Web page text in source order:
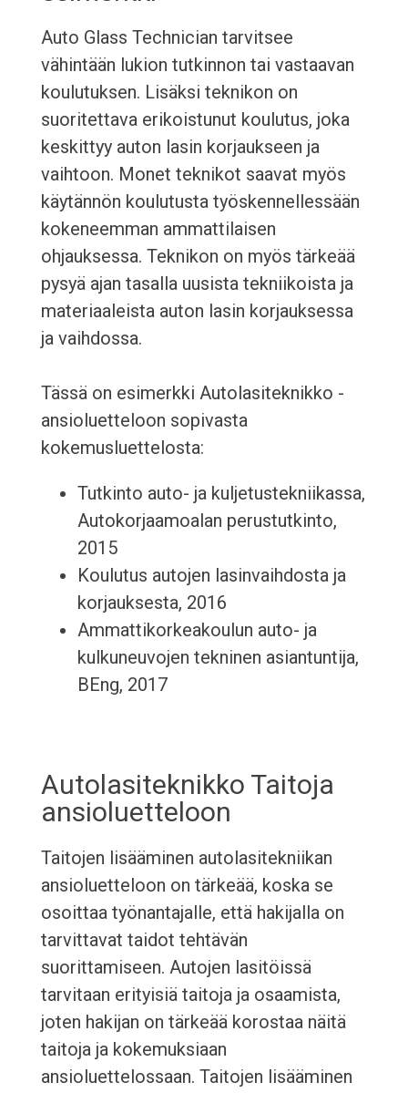
Auto Glass Technician tarvitsee
vähintään lukion tutkinnon tai vastaavan
koulutuksen. Lisäksi teknikon on
suoritettava erikoistunut koulutus, joka
keskittyy auton lasin korjaukseen ja
vaihtoon. Monet teknikot saavat myös
käytännön koulutusta työskennellessään
kokeneemman ammattilaisen
ohjauksessa. Teknikon on myös tärkeää
pysyä ajan tasalla uusista tekniikoista ja
materiaaleista auton lasin korjauksessa
ja vaihdossa.
Tässä on esimerkki Autolasiteknikko -
ansioluetteloon sopivasta
kokemusluettelosta:
Tutkinto auto- ja kuljetustekniikassa,
Autokorjaamoalan perustutkinto,
2015
Koulutus autojen lasinvaihdosta ja
korjauksesta, 2016
Ammattikorkeakoulun auto- ja
kulkuneuvojen tekninen asiantuntija,
BEng, 2017
Autolasiteknikko Taitoja
ansioluetteloon
Taitojen lisääminen autolasitekniikan
ansioluetteloon on tärkeää, koska se
osoittaa työnantajalle, että hakijalla on
tarvittavat taidot tehtävän
suorittamiseen. Autojen lasitöissä
tarvitaan erityisiä taitoja ja osaamista,
joten hakijan on tärkeää korostaa näitä
taitoja ja kokemuksiaan
ansioluettelossaan. Taitojen lisääminen